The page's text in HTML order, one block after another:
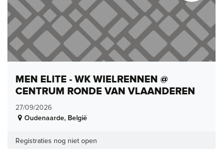
MEN ELITE - WK WIELRENNEN @
CENTRUM RONDE VAN VLAANDEREN
27/09/2026
Oudenaarde, België
Registraties nog niet open